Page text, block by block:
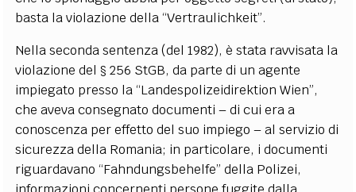
basta la violazione della “Vertraulichkeit”.
Nella seconda sentenza (del 1982), è stata ravvisata la
violazione del § 256 StGB, da parte di un agente
impiegato presso la “Landespolizeidirektion Wien”,
che aveva consegnato documenti – di cui era a
conoscenza per effetto del suo impiego – al servizio di
sicurezza della Romania; in particolare, i documenti
riguardavano “Fahndungsbehelfe” della Polizei,